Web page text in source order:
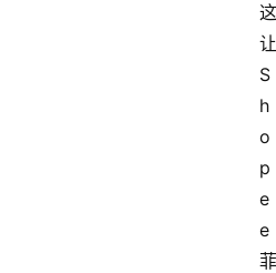
这
让
S
h
o
p
e
e
菲